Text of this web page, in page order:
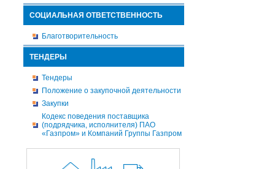
СОЦИАЛЬНАЯ ОТВЕТСТВЕННОСТЬ
Благотворительность
ТЕНДЕРЫ
Тендеры
Положение о закупочной деятельности
Закупки
Кодекс поведения поставщика
(подрядчика, исполнителя) ПАО
«Газпром» и Компаний Группы Газпром